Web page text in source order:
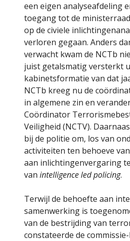
een eigen analyseafdeling
toegang tot de
op de civiele
verloren gegaan. Anders
verwacht kwam de NCTb
juist getalsmatig versterkt
kabinetsformatie van dat
NCTb kreeg nu de
in algemene zin en
Coördinator
Veiligheid (NCTV).
bij de politie om, los van
activiteiten ten behoeve
aan inlichtingenvergaring
van intelligence led policing.
Terwijl de behoefte aan
samenwerking is
van de bestrijding van
constateerde de